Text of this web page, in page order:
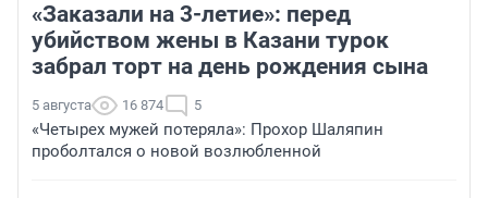
«Заказали на 3-летие»: перед
убийством жены в Казани турок
забрал торт на день рождения сына
5 августа 16 874 5
«Четырех мужей потеряла»: Прохор Шаляпин
проболтался о новой возлюбленной